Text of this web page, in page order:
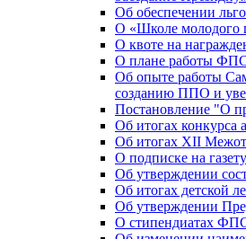
Об обеспечении
О «Школе молодого
О квоте на
О плане работы
Об опыте работы
созданию ППО и
Постановление "О
Об итогах конкурса
Об итогах XII
О подписке на
Об утверждении
Об итогах детской
Об утверждении
О стипендиатах